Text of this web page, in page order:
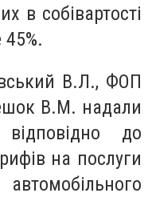
в собівартості
В.Л., ФОП
В.М. надали
відповідно до
на послуги